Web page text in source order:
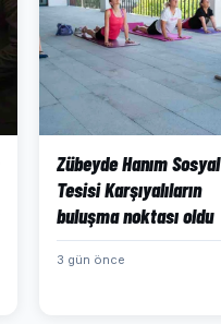
Zübeyde Hanım Sosyal
Tesisi Karşıyalıların
buluşma noktası oldu
3 gün önce